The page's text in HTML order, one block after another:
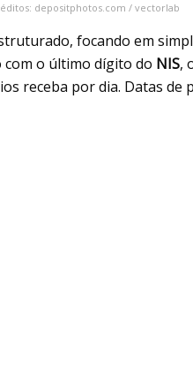
depositphotos.com / vectorlab
focando em
com o último dígito do NIS,
receba por dia. Datas de